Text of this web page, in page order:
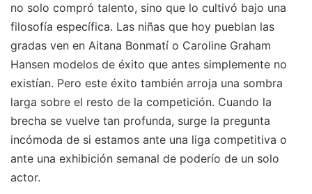
no solo compró talento, sino que lo cultivó bajo una
filosofía específica. Las niñas que hoy pueblan las
gradas ven en Aitana Bonmatí o Caroline Graham
Hansen modelos de éxito que antes simplemente no
existían. Pero este éxito también arroja una sombra
larga sobre el resto de la competición. Cuando la
brecha se vuelve tan profunda, surge la pregunta
incómoda de si estamos ante una liga competitiva o
ante una exhibición semanal de poderío de un solo
actor.